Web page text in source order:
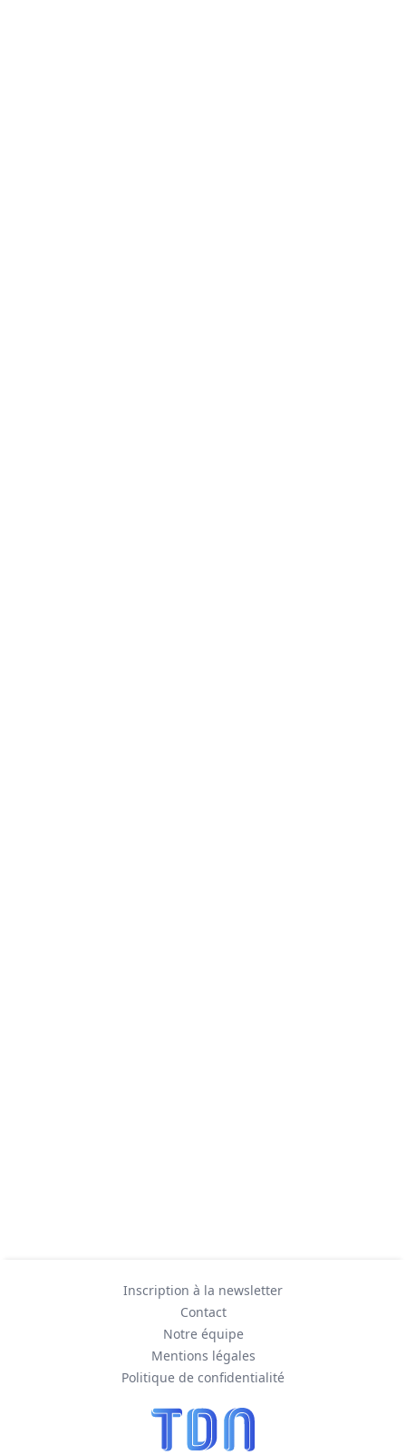
Inscription à la newsletter
Contact
Notre équipe
Mentions légales
Politique de confidentialité